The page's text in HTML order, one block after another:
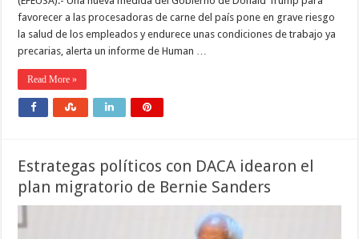
favorecer a las procesadoras de carne del país pone en grave riesgo
la salud de los empleados y endurece unas condiciones de trabajo ya
precarias, alerta un informe de Human …
Read More »
Estrategas políticos con DACA idearon el
plan migratorio de Bernie Sanders